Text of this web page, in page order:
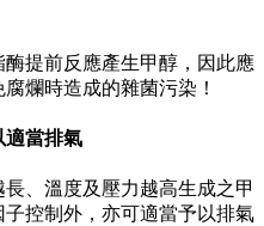
提前反應產生甲醇，因此應
爛時造成的雜菌污染！
適當排氣
、溫度及壓力越高生成之甲
控制外，亦可適當予以排氣